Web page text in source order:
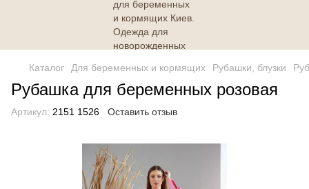
Каталог Для беременных и кормящих Рубашки, блузки
Рубашка для беременных розовая
Артикул: 2151 1526 Оставить отзыв